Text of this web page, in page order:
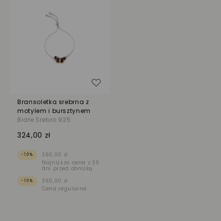
Bransoletka srebrna z
motylem i bursztynem
Białe Srebro 925
324,00 zł
-10%
360,00 zł
Najniższa cena z 30
dni przed obniżką
-10%
360,00 zł
Cena regularna
Dodaj do listy życzeń